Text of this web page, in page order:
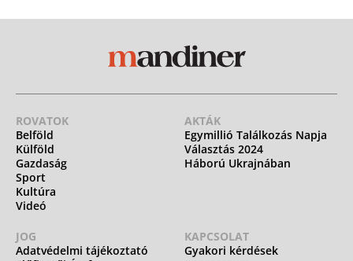
ROVATOK
Belföld
Külföld
Gazdaság
Sport
Kultúra
Videó
AKTÁK
Egymillió Találkozás Napja
Választás 2024
Háború Ukrajnában
JOG
Adatvédelmi tájékoztató
KAPCSOLAT
Gyakori kérdések